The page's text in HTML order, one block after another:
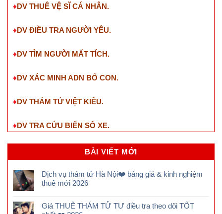
♦DV THUÊ VỆ SĨ CÁ NHÂN.
♦DV ĐIỀU TRA NGƯỜI YÊU.
♦DV TÌM NGƯỜI MẤT TÍCH.
♦DV XÁC MINH ADN BỐ CON.
♦DV THÁM TỬ VIỆT KIỀU.
♦DV TRA CỨU BIỂN SỐ XE.
BÀI VIẾT MỚI
Dịch vụ thám tử Hà Nội❤️ bảng giá & kinh nghiệm
thuê mới 2026
Giá THUÊ THÁM TỬ TƯ điều tra theo dõi TỐT